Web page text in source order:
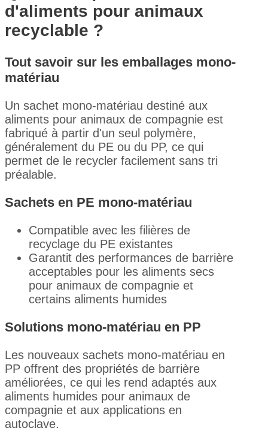
d'aliments pour animaux
recyclable ?
Tout savoir sur les emballages mono-
matériau
Un sachet mono-matériau destiné aux
aliments pour animaux de compagnie est
fabriqué à partir d'un seul polymère,
généralement du PE ou du PP, ce qui
permet de le recycler facilement sans tri
préalable.
Sachets en PE mono-matériau
Compatible avec les filières de
recyclage du PE existantes
Garantit des performances de barrière
acceptables pour les aliments secs
pour animaux de compagnie et
certains aliments humides
Solutions mono-matériau en PP
Les nouveaux sachets mono-matériau en
PP offrent des propriétés de barrière
améliorées, ce qui les rend adaptés aux
aliments humides pour animaux de
compagnie et aux applications en
autoclave.